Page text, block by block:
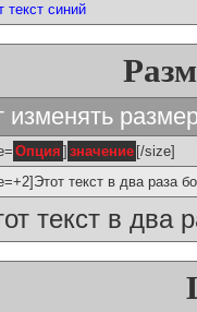
текст синий
изменять
Опция ] значение [/size]
текст в два раза
текст в два